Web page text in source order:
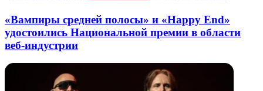
«Вампиры средней полосы» и «Happy End»
удостоились Национальной премии в области
веб-индустрии